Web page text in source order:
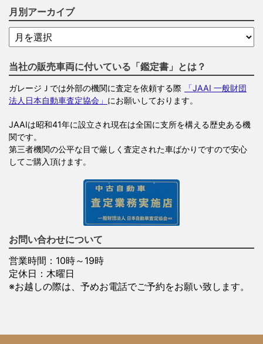
月別アーカイブ
当社の販売車両に付いている「鑑定書」とは？
ガレージＪでは外部の機関に査定を依頼する際
「JAAI 一般財団
法人日本自動車査定協会」 にお願いしております。
JAAIは昭和41年に設立され現在は全国に支所を構える歴史ある機
関です。
第三者機関の公平な目で厳しく査定された車ばかりですので安心
してご購入頂けます。
お問い合わせについて
営業時間：10時～19時
定休日：木曜日
※お越しの際は、予めお電話でご予約をお願い致します。